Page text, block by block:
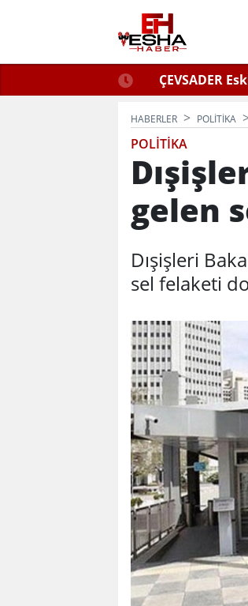
Zafer Partisi’nde.
ÇEVSADER
HABERLER POLITIKA
POLITIKA
gelen
Dışişleri
sel felaketi